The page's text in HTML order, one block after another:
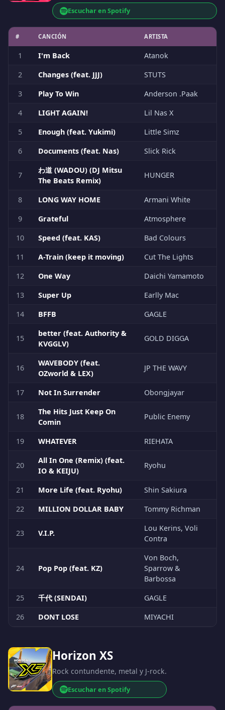
Escuchar en Spotify
# CANCIÓN ARTISTA
1 I'm Back
Atanok
2
Changes (feat. JJJ)
STUTS
3
Play To Win
Anderson .Paak
4
LIGHT AGAIN!
Lil Nas X
5
Enough (feat. Yukimi)
Little Simz
6
Documents (feat. Nas) Slick Rick
7
わ道 (WADOU) (DJ Mitsu
The Beats Remix)
HUNGER
8 LONG WAY HOME
Armani White
9
Grateful
Atmosphere
10
Speed (feat. KAS)
Bad Colours
11
A-Train (keep it moving)
Cut The Lights
12
One Way
Daichi Yamamoto
13
Super Up
Earlly Mac
14
BFFB GAGLE
15
better (feat. Authority &
KVGGLV)
GOLD DIGGA
16
WAVEBODY (feat.
OZworld & LEX)
JP THE WAVY
17 Not In Surrender Obongjayar
18
The Hits Just Keep On
Comin
Public Enemy
19 WHATEVER RIEHATA
20
All In One (Remix) (feat.
IO & KEIJU)
Ryohu
21 More Life (feat. Ryohu)
Shin Sakiura
22
MILLION DOLLAR BABY Tommy Richman
23 V.I.P.
Lou Kerins, Voli
Contra
24 Pop Pop (feat. KZ)
Von Boch,
Sparrow &
Barbossa
25
千代 (SENDAI)
GAGLE
26
DONT LOSE MIYACHI
Horizon XS
Rock contundente, metal y J-rock.
Escuchar en Spotify